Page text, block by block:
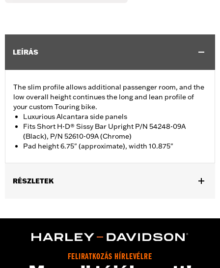
LEÍRÁS
The slim profile allows additional passenger room, and the
low overall height continues the long and lean profile of
your custom Touring bike.
Luxurious Alcantara side panels
Fits Short H-D® Sissy Bar Upright P/N 54248-09A
(Black), P/N 52610-09A (Chrome)
Pad height 6.75" (approximate), width 10.875"
RÉSZLETEK
Bar Uprights. Does not fit '21-later FLH, '23-later FLHFB, '24-
later FLTRXSTSE, '25-later FLHXU, FLTRXRRSE and '26-later
FLHXL, FLHXLSE and FLTRXL models or seats with tall
FELIRATKOZÁS HÍRLEVÉLRE